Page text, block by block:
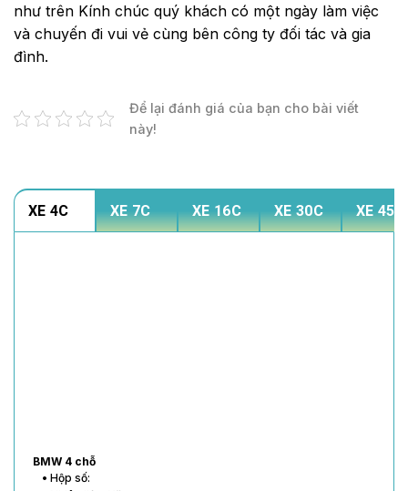
như trên Kính chúc quý khách có một ngày làm việc
và chuyến đi vui vẻ cùng bên công ty đối tác và gia
đình.
Để lại đánh giá của bạn cho bài viết
này!
XE 4C XE 7C XE 16C XE 30C XE 45C
BMW 4 chỗ
• Hộp số: